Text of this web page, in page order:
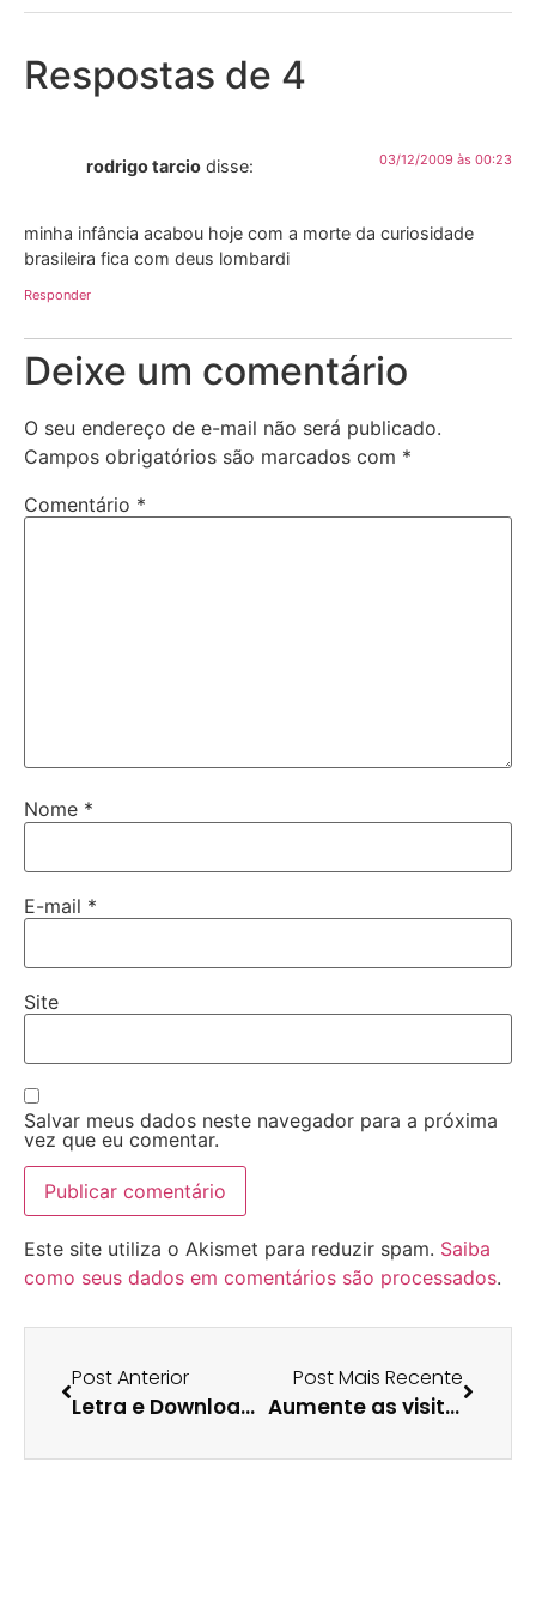
Respostas de 4
rodrigo tarcio disse: 03/12/2009 às 00:23
minha infância acabou hoje com a morte da curiosidade
brasileira fica com deus lombardi
Responder
Deixe um comentário
O seu endereço de e-mail não será publicado.
Campos obrigatórios são marcados com *
Comentário *
Nome *
E-mail *
Site
Salvar meus dados neste navegador para a próxima
vez que eu comentar.
Este site utiliza o Akismet para reduzir spam. Saiba
como seus dados em comentários são processados.
Post Anterior
Letra e Download do Hino à Bandeira
Post Mais Recente
Aumente as visitas do seu blog com os Nanoblogs!